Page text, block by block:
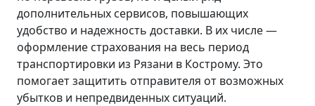
дополнительных сервисов, повышающих
удобство и надежность доставки. В их числе —
оформление страхования на весь период
транспортировки из Рязани в Кострому. Это
помогает защитить отправителя от возможных
убытков и непредвиденных ситуаций.